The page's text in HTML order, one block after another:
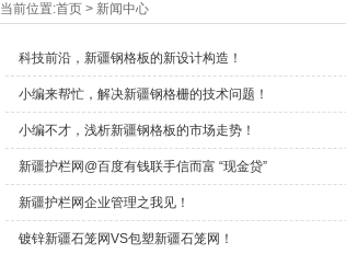
当前位置:首页 > 新闻中心
科技前沿，新疆钢格板的新设计构造！
小编来帮忙，解决新疆钢格栅的技术问题！
小编不才，浅析新疆钢格板的市场走势！
新疆护栏网@百度有钱联手信而富 “现金贷”
新疆护栏网企业管理之我见！
镀锌新疆石笼网VS包塑新疆石笼网！